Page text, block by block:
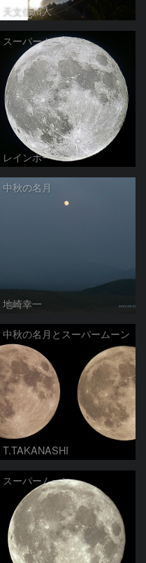
天文信州人
スーパームーン
レインボー
中秋の名月
地崎幸一
中秋の名月とスーパームーン
T.TAKANASHI
スーパームーン